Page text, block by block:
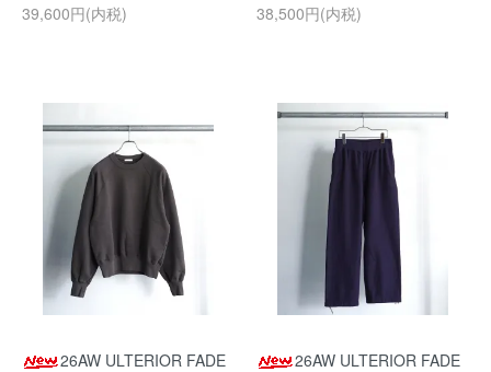
39,600円(内税)
38,500円(内税)
26AW ULTERIOR FADE
26AW ULTERIOR FADE